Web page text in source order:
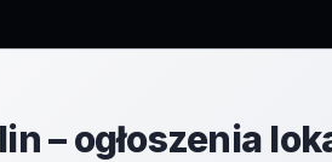
– ogłoszenia